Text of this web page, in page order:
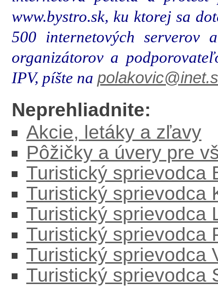
www.bystro.sk, ku ktorej sa
500 internetových serverov
organizátorov a
IPV, píšte na
Neprehliadnite:
Akcie, letáky a zľavy
Pôžičky a úvery pre
Turistický sprievodca
Turistický sprievodca
Turistický sprievodca
Turistický sprievodca
Turistický sprievodca
Turistický sprievodca